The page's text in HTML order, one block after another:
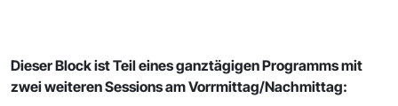
Dieser Block ist Teil eines ganztägigen Programms mit
zwei weiteren Sessions am Vorrmittag/Nachmittag: